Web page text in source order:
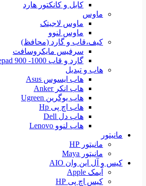
کابل و کانکتور هارد
ماوس
ماوس لاجیتک
ماوس لنوو
کیف،قاب و گارد (محافظ)
سرفیس مایکروسافت
گارد و قاب HP Elitepad 900 -1000
هاب و تبدیل
هاب ایسوس Asus
هاب انکر Anker
هاب یوگرین Ugreen
هاب اچ پی Hp
هاب دل Dell
هاب لنوو Lenovo
مانیتور
مانیتور HP
مانیتور Maya
کیس و آل این وان AIO
آیمک Apple
کیس اچ پی HP